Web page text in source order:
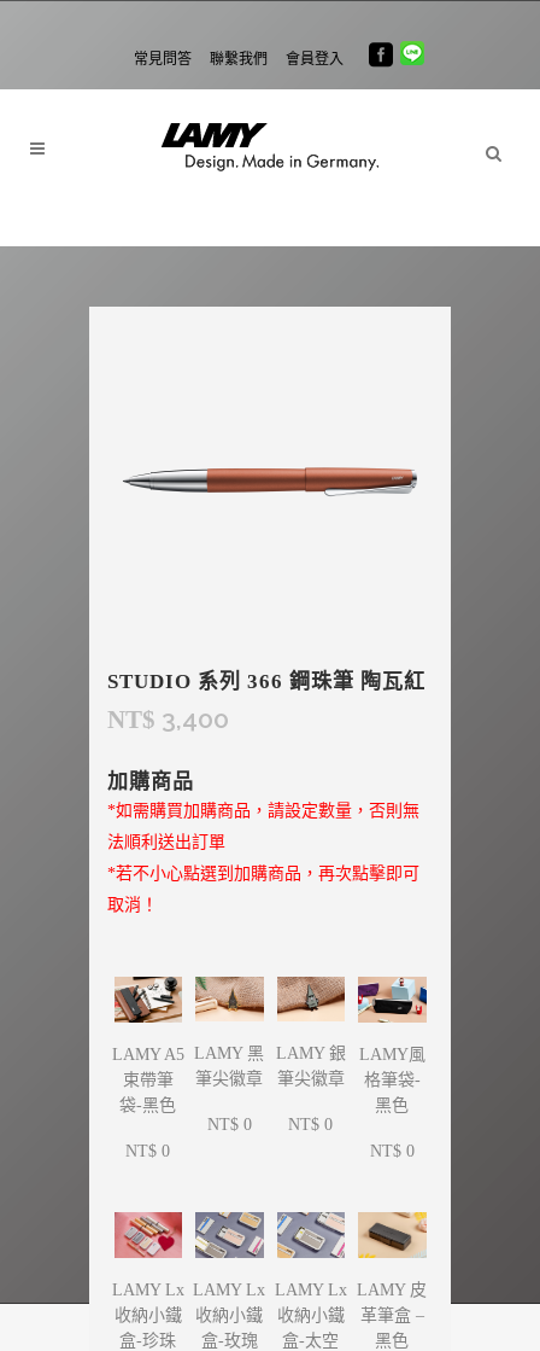
常見問答 聯繫我們 會員登入
STUDIO 系列 366 鋼珠筆 陶瓦紅
NT$ 3,400
加購商品
*如需購買加購商品，請設定數量，否則無
法順利送出訂單
*若不小心點選到加購商品，再次點擊即可
取消！
LAMY A5
束帶筆
袋-黑色
NT$ 0
LAMY 黑
筆尖徽章
NT$ 0
LAMY 銀
筆尖徽章
NT$ 0
LAMY風
格筆袋-
黑色
NT$ 0
LAMY Lx
收納小鐵
盒-珍珠
LAMY Lx
收納小鐵
盒-玫瑰
LAMY Lx
收納小鐵
盒-太空
LAMY 皮
革筆盒 –
黑色